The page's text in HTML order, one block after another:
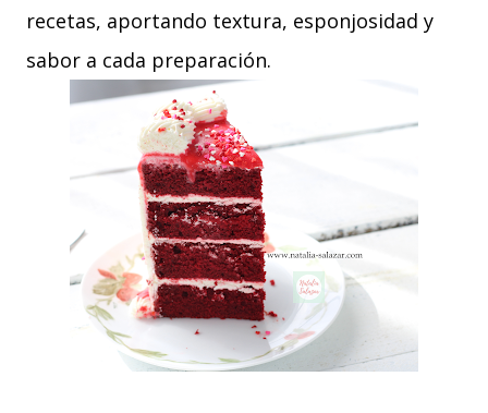
recetas, aportando textura, esponjosidad y
sabor a cada preparación.